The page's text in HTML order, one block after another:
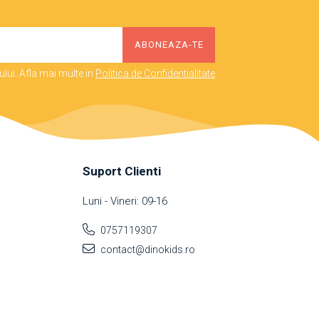
Afla mai multe in Politica de Confidentialitate
Suport Clienti
Luni - Vineri: 09-16
0757119307
contact@dinokids.ro